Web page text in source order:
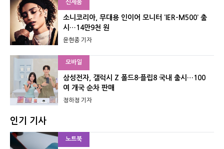
신제품
소니코리아, 무대용 인이어 모니터 ‘IER-M500’ 출
시…14만9천 원
윤현종 기자
모바일
삼성전자, 갤럭시 Z 폴드8·플립8 국내 출시…100
여 개국 순차 판매
정하정 기자
인기 기사
노트북